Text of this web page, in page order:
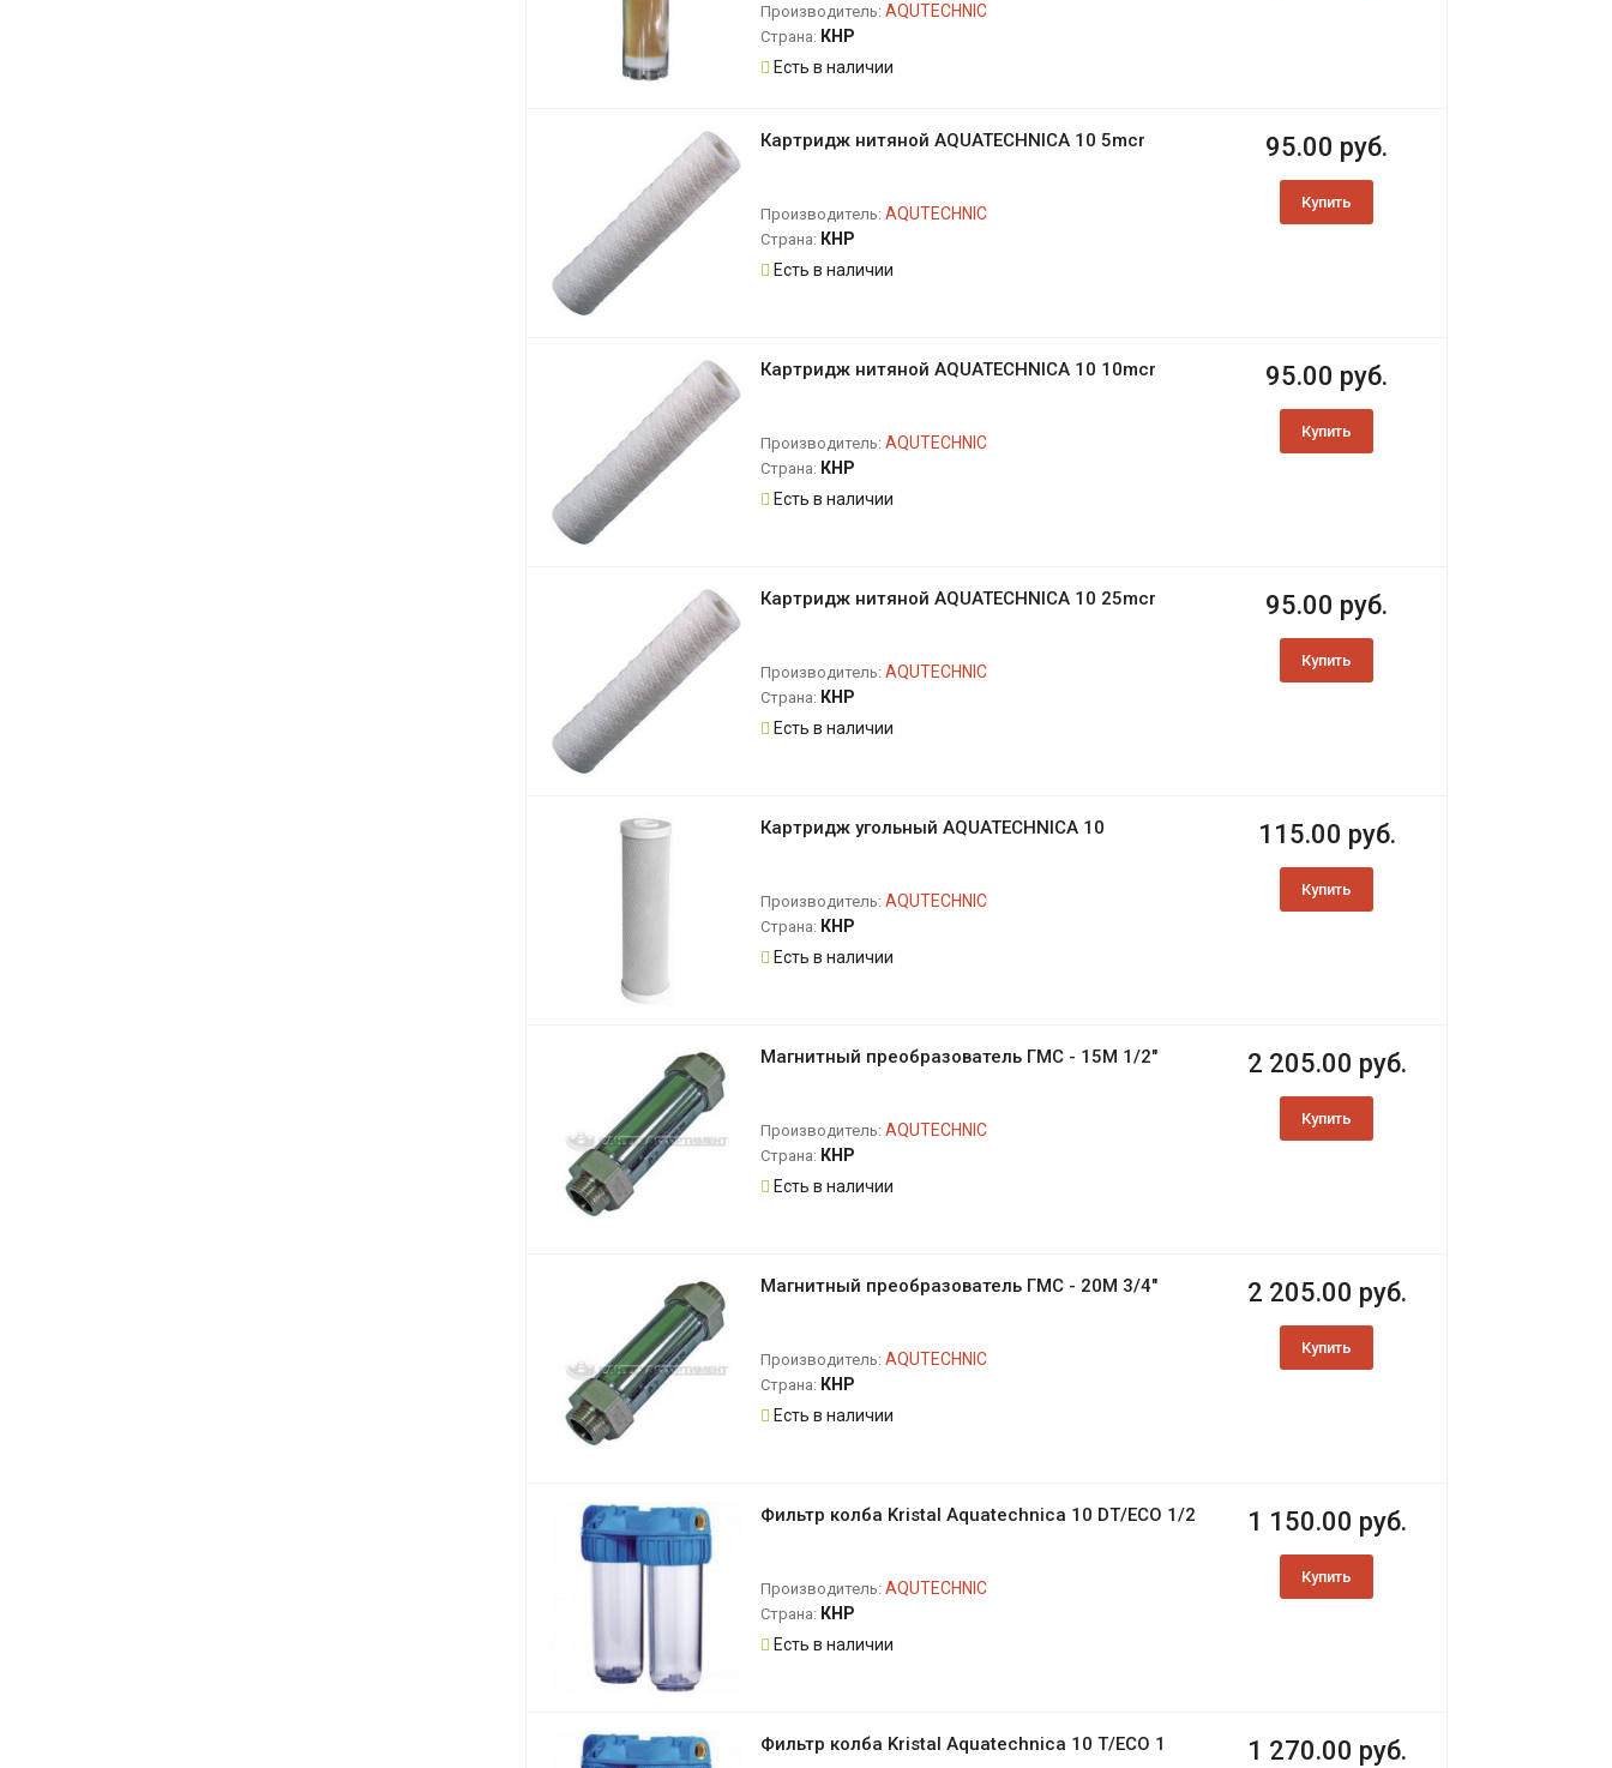
Производитель: AQUTECHNIC
Страна: КНР
Есть в наличии
Картридж нитяной AQUATECHNICA 10 5mcr
Производитель: AQUTECHNIC
Страна: КНР
Есть в наличии
95.00 руб.
Купить
Картридж нитяной AQUATECHNICA 10 10mcr
Производитель: AQUTECHNIC
Страна: КНР
Есть в наличии
95.00 руб.
Купить
Картридж нитяной AQUATECHNICA 10 25mcr
Производитель: AQUTECHNIC
Страна: КНР
Есть в наличии
95.00 руб.
Купить
Картридж угольный AQUATECHNICA 10
Производитель: AQUTECHNIC
Страна: КНР
Есть в наличии
115.00 руб.
Купить
Магнитный преобразователь ГМС - 15М 1/2"
Производитель: AQUTECHNIC
Страна: КНР
Есть в наличии
2 205.00 руб.
Купить
Магнитный преобразователь ГМС - 20М 3/4"
Производитель: AQUTECHNIC
Страна: КНР
Есть в наличии
2 205.00 руб.
Купить
Фильтр колба Kristal Aquatechnica 10 DT/ECO 1/2
Производитель: AQUTECHNIC
Страна: КНР
Есть в наличии
1 150.00 руб.
Купить
Фильтр колба Kristal Aquatechnica 10 T/ECO 1 1 270.00 руб.